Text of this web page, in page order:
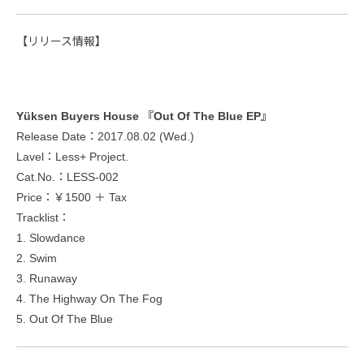
【リリース情報】
Yüksen Buyers House 『Out Of The Blue EP』
Release Date：2017.08.02 (Wed.)
Lavel：Less+ Project.
Cat.No.：LESS-002
Price：￥1500 ＋ Tax
Tracklist：
1. Slowdance
2. Swim
3. Runaway
4. The Highway On The Fog
5. Out Of The Blue